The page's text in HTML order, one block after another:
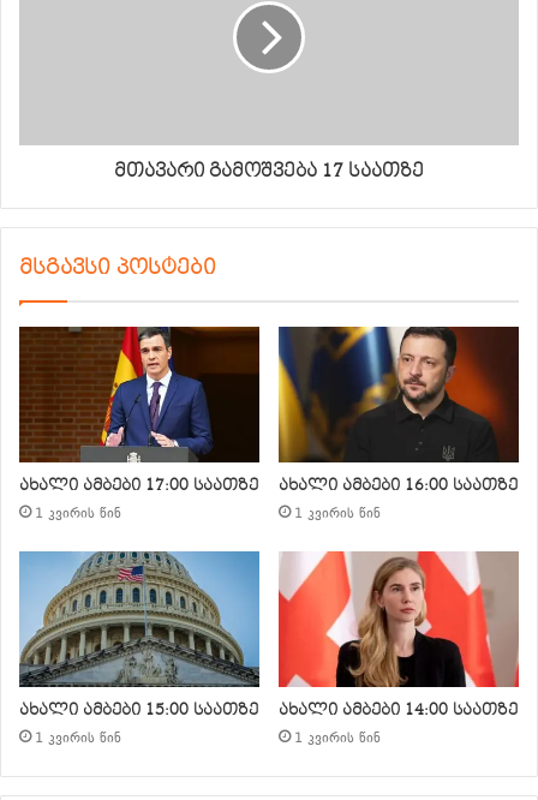
მთავარი გამოშვება 17 საათზე
მსგავსი პოსტები
ახალი ამბები 17:00 საათზე
1 კვირის წინ
ახალი ამბები 16:00 საათზე
1 კვირის წინ
ახალი ამბები 15:00 საათზე
1 კვირის წინ
ახალი ამბები 14:00 საათზე
1 კვირის წინ